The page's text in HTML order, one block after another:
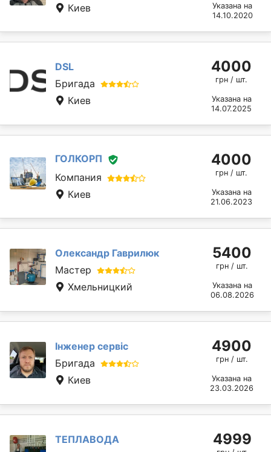
Киев
Указана на
14.10.2020
DSL
Бригада
Киев
4000
грн / шт.
Указана на
14.07.2025
ГОЛКОРП
Компания
Киев
4000
грн / шт.
Указана на
21.06.2023
Олександр Гаврилюк
Мастер
Хмельницкий
5400
грн / шт.
Указана на
06.08.2026
Інженер сервіс
Бригада
Киев
4900
грн / шт.
Указана на
23.03.2026
ТЕПЛАВОДА
4999